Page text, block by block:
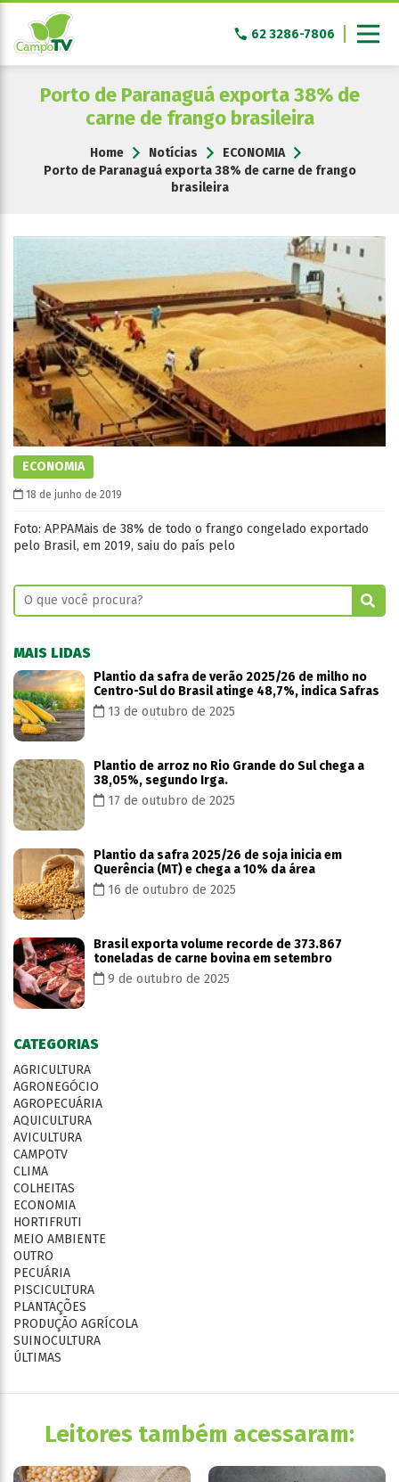
Pular
conteúdo
62 3286-7806
Porto de Paranaguá exporta 38% de
carne de frango brasileira
Home Notícias
ECONOMIA
Porto de Paranaguá exporta 38% de carne de frango
brasileira
ECONOMIA
18 de junho de 2019
Foto: APPAMais de 38% de todo o frango congelado exportado
pelo Brasil, em 2019, saiu do país pelo
MAIS LIDAS
Plantio da safra de verão 2025/26 de milho no
Centro-Sul do Brasil atinge 48,7%, indica Safras
13 de outubro de 2025
Plantio de arroz no Rio Grande do Sul chega a
38,05%, segundo Irga.
17 de outubro de 2025
Plantio da safra 2025/26 de soja inicia em
Querência (MT) e chega a 10% da área
16 de outubro de 2025
Brasil exporta volume recorde de 373.867
toneladas de carne bovina em setembro
9 de outubro de 2025
CATEGORIAS
AGRICULTURA
AGRONEGÓCIO
AGROPECUÁRIA
AQUICULTURA
AVICULTURA
CAMPOTV
CLIMA
COLHEITAS
ECONOMIA
HORTIFRUTI
MEIO AMBIENTE
OUTRO
PECUÁRIA
PISCICULTURA
PLANTAÇÕES
PRODUÇÃO AGRÍCOLA
SUINOCULTURA
ÚLTIMAS
Leitores também acessaram: